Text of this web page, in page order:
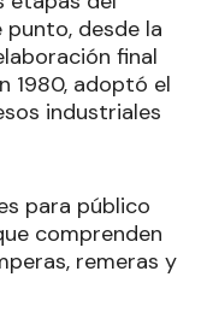
desde la
final
1980, adoptó el
industriales
para público
comprenden
remeras y